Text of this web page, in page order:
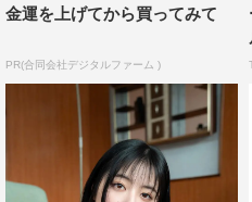
金運を上げてから買ってみて
PR(合同会社デジタルファーム )